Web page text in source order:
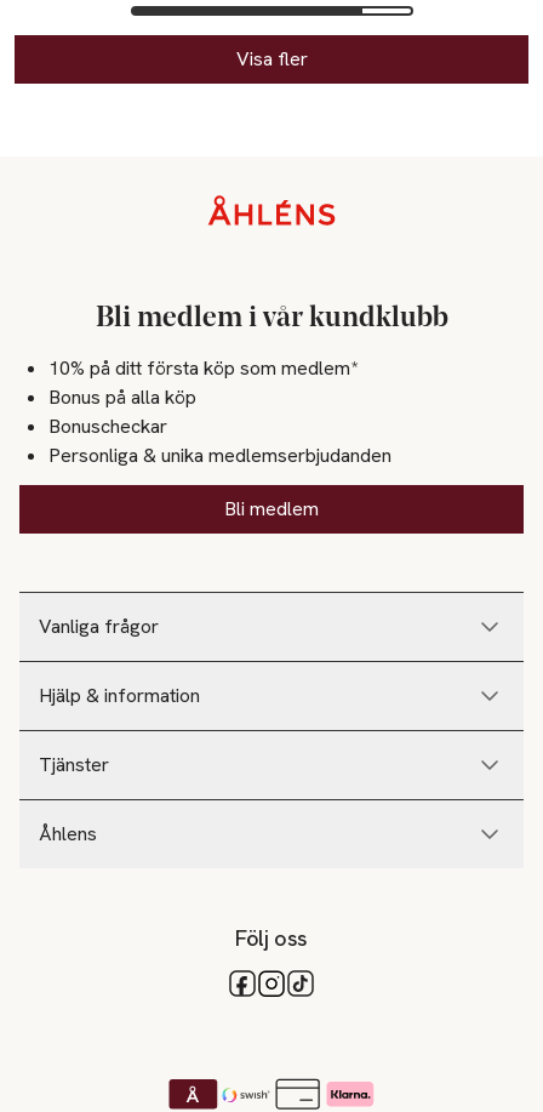
Visa fler
Vanliga frågor
Hjälp & information
Tjänster
Åhlens
Bli medlem i vår kundklubb
10% på ditt första köp som medlem*
Bonus på alla köp
Bonuscheckar
Personliga & unika medlemserbjudanden
Bli medlem
Följ oss